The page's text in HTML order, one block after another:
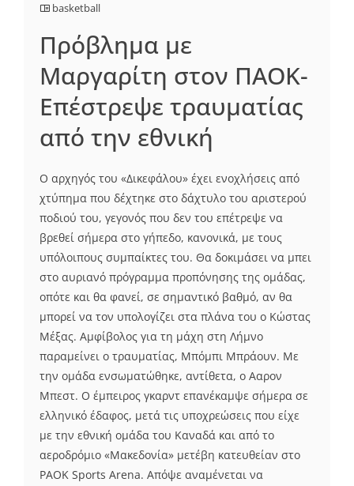
basketball
Πρόβλημα με
Μαργαρίτη στον ΠΑΟΚ-
Επέστρεψε τραυματίας
από την εθνική
Ο αρχηγός του «Δικεφάλου» έχει ενοχλήσεις από
χτύπημα που δέχτηκε στο δάχτυλο του αριστερού
ποδιού του, γεγονός που δεν του επέτρεψε να
βρεθεί σήμερα στο γήπεδο, κανονικά, με τους
υπόλοιπους συμπαίκτες του. Θα δοκιμάσει να μπει
στο αυριανό πρόγραμμα προπόνησης της ομάδας,
οπότε και θα φανεί, σε σημαντικό βαθμό, αν θα
μπορεί να τον υπολογίζει στα πλάνα του ο Κώστας
Μέξας. Αμφίβολος για τη μάχη στη Λήμνο
παραμείνει ο τραυματίας, Μπόμπι Μπράουν. Με
την ομάδα ενσωματώθηκε, αντίθετα, ο Ααρον
Μπεστ. Ο έμπειρος γκαρντ επανέκαμψε σήμερα σε
ελληνικό έδαφος, μετά τις υποχρεώσεις που είχε
με την εθνική ομάδα του Καναδά και από το
αεροδρόμιο «Μακεδονία» μετέβη κατευθείαν στο
PAOK Sports Arena. Απόψε αναμένεται να